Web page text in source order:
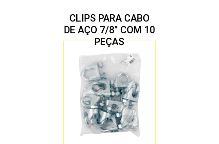
CLIPS PARA CABO
DE AÇO 7/8″ COM 10
PEÇAS